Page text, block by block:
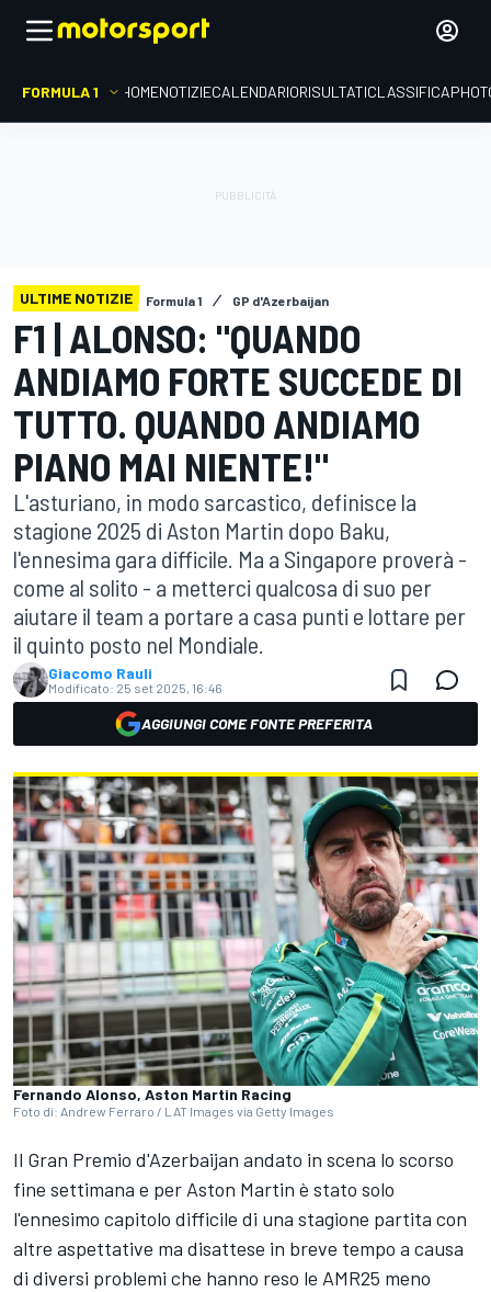
FORMULA 1 HOMENOTIZIECALENDARIORISULTATICLASSIFICA
ULTIME NOTIZIE Formula 1 GP d'Azerbaijan
F1 | ALONSO: "QUANDO
ANDIAMO FORTE SUCCEDE DI
TUTTO. QUANDO ANDIAMO
PIANO MAI NIENTE!"
L'asturiano, in modo sarcastico, definisce la
stagione 2025 di Aston Martin dopo Baku,
l'ennesima gara difficile. Ma a Singapore proverà -
come al solito - a metterci qualcosa di suo per
aiutare il team a portare a casa punti e lottare per
il quinto posto nel Mondiale.
Giacomo Rauli
Modificato: 25 set 2025, 16:46
AGGIUNGI COME FONTE PREFERITA
Fernando Alonso, Aston Martin Racing
Foto di: Andrew Ferraro / LAT Images via Getty Images
Il Gran Premio d'Azerbaijan andato in scena lo scorso
fine settimana e per Aston Martin è stato solo
l'ennesimo capitolo difficile di una stagione partita con
altre aspettative ma disattese in breve tempo a causa
di diversi problemi che hanno reso le AMR25 meno